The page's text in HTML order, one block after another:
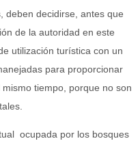
deben decidirse, antes que
de la autoridad en este
utilización turística con un
para proporcionar
tiempo, porque no son
ocupada por los bosques